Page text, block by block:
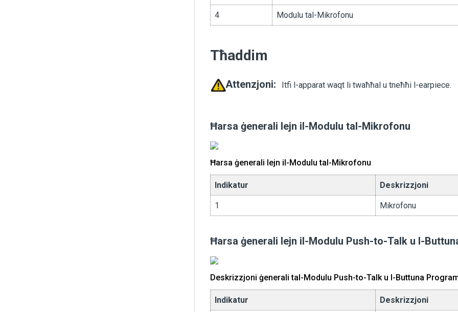
4 Modulu tal-Mikrofonu
Tħaddim
Attenzjoni: Itfi l-apparat waqt li twaħħal u tneħħi l-earpiece.
Ħarsa ġenerali lejn il-Modulu tal-Mikrofonu
Ħarsa ġenerali lejn il-Modulu tal-Mikrofonu
Indikatur Deskrizzjoni
1 Mikrofonu
Ħarsa ġenerali lejn il-Modulu Push-to-Talk u l-
Deskrizzjoni ġenerali tal-Modulu Push-to-Talk u l-Buttuna
Indikatur Deskrizzjoni